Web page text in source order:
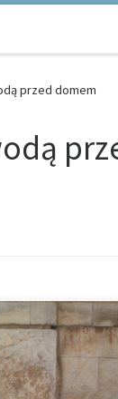
przed domem
w Hiszpanii,